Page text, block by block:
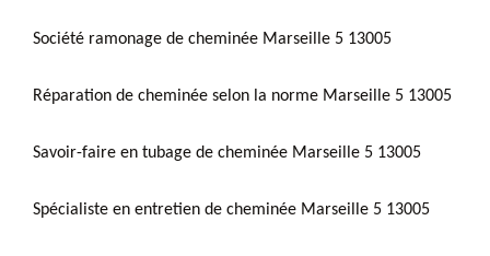
Société ramonage de cheminée Marseille 5 13005
Réparation de cheminée selon la norme Marseille 5 13005
Savoir-faire en tubage de cheminée Marseille 5 13005
Spécialiste en entretien de cheminée Marseille 5 13005